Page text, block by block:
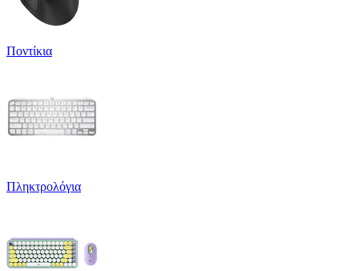
Ποντίκια
Πληκτρολόγια